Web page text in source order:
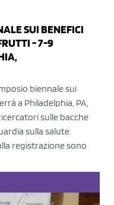
SUI BENEFICI
- 7-9
biennale sui
a Philadelphia, PA,
sulle bacche
sulla salute.
registrazione sono